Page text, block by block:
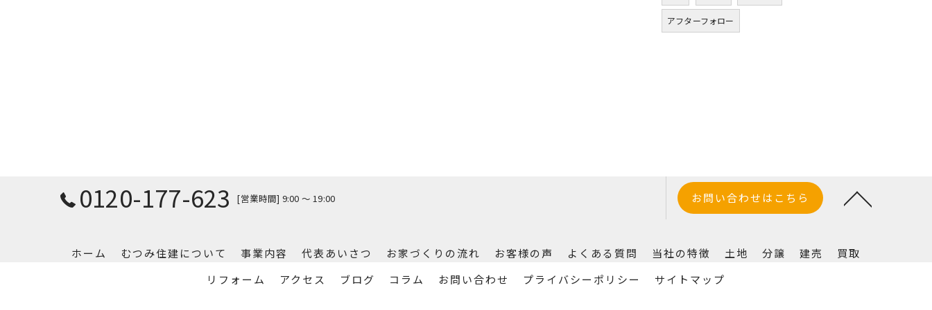
アフターフォロー
0120-177-623 [営業時間] 9:00 ～ 19:00 お問い合わせはこちら
ホーム むつみ住建について 事業内容 代表あいさつ お家づくりの流れ お客様の声 よくある質問 当社の特徴 土地 分譲 建売
買取
リフォーム
アクセス ブログ コラム お問い合わせ プライバシーポリシー サイトマップ